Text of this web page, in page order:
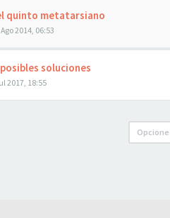
quinto metatarsiano
2014, 06:53
soluciones
2017, 18:55